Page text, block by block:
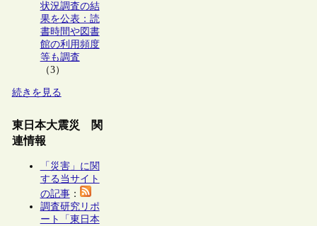
状況調査の結
果を公表：読
書時間や図書
館の利用頻度
等も調査
（3）
続きを見る
東日本大震災 関
連情報
「災害」に関
する当サイト
の記事：
調査研究リポ
ート「東日本